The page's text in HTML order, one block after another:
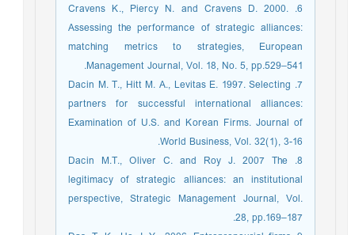
6. Cravens K., Piercy N. and Cravens D. 2000.
Assessing the performance of strategic alliances:
matching metrics to strategies, European
Management Journal, Vol. 18, No. 5, pp.529–541.
7. Dacin M. T., Hitt M. A., Levitas E. 1997. Selecting
partners for successful international alliances:
Examination of U.S. and Korean Firms. Journal of
World Business, Vol. 32(1), 3-16.
8. Dacin M.T., Oliver C. and Roy J. 2007 The
legitimacy of strategic alliances: an institutional
perspective, Strategic Management Journal, Vol.
28, pp.169–187.